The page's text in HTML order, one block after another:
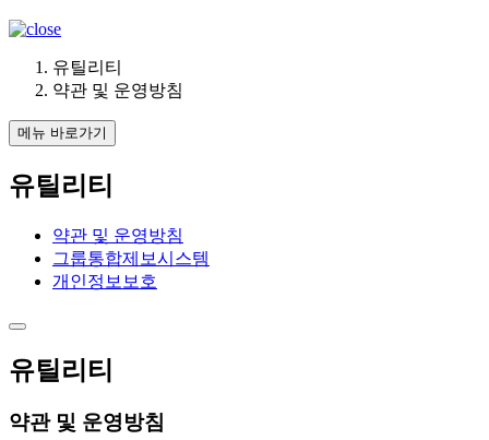
유틸리티
약관 및 운영방침
메뉴 바로가기
유틸리티
약관 및 운영방침
그룹통합제보시스템
개인정보보호
유틸리티
약관 및 운영방침